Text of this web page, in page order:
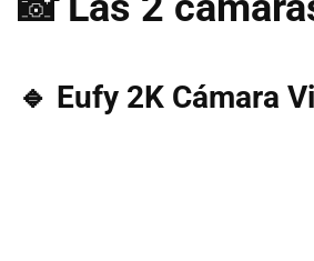
🔹 Eufy 2K Cámara